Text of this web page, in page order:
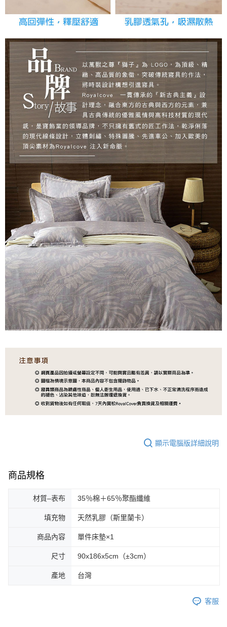
顯示電腦版詳細說明
商品規格
材質–表布 35％棉＋65％聚酯纖維
填充物 天然乳膠（斯里蘭卡）
商品內容 單件床墊×1
尺寸 90x186x5cm（±3cm）
產地 台灣
客服